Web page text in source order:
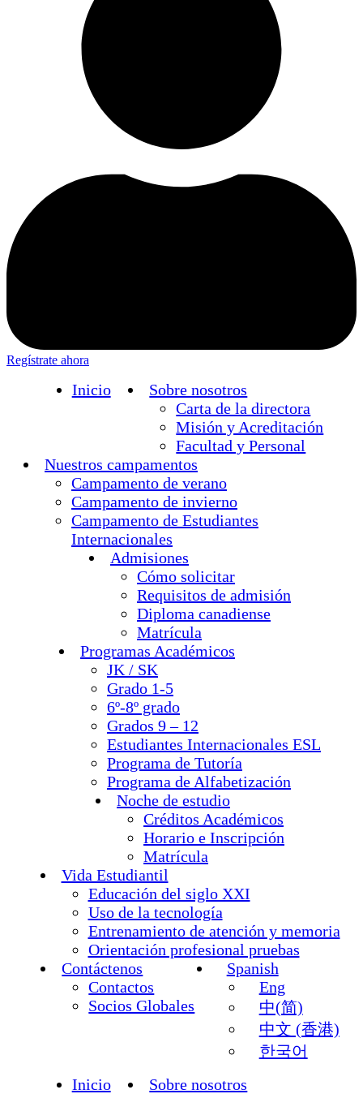
Regístrate ahora
Inicio
Sobre nosotros
Carta de la directora
Misión y Acreditación
Facultad y Personal
Nuestros campamentos
Campamento de verano
Campamento de invierno
Campamento de Estudiantes
Internacionales
Admisiones
Cómo solicitar
Requisitos de admisión
Diploma canadiense
Matrícula
Programas Académicos
JK / SK
Grado 1-5
6º-8º grado
Grados 9 – 12
Estudiantes Internacionales ESL
Programa de Tutoría
Programa de Alfabetización
Noche de estudio
Créditos Académicos
Horario e Inscripción
Matrícula
Vida Estudiantil
Educación del siglo XXI
Uso de la tecnología
Entrenamiento de atención y memoria
Orientación profesional pruebas
Contáctenos
Contactos
Socios Globales
Spanish
Eng
中(简)
中文 (香港)
한국어
Inicio
Sobre nosotros